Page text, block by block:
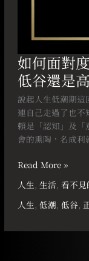
如何面對
低谷還是
說起人生低潮期這
連自己走過了也
賴是「認知」及
會的熏陶，名成
高
山
的
訊
號？
Read More »
人生,生活,看不見
人生 ,低潮,低谷,